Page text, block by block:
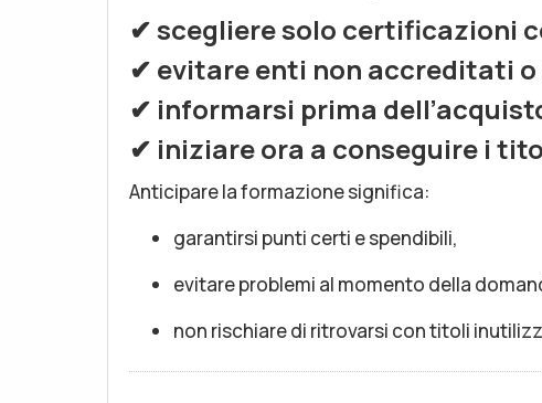
✔ scegliere solo certificazioni
✔ evitare enti non accreditati o
✔ informarsi prima
✔ iniziare ora a conseguire i
Anticipare la formazione significa:
garantirsi punti certi e spendibili,
evitare problemi al momento della
non rischiare di ritrovarsi con titoli